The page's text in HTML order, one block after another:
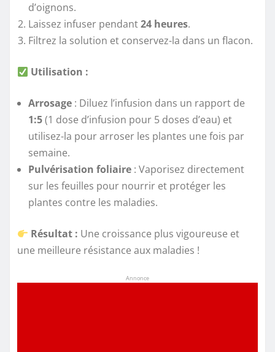
d’oignons.
Laissez infuser pendant24 heures.
Filtrez la solution et conservez-la dans un flacon.
Utilisation :
Arrosage : Diluez l’infusion dans un rapport de
1:5(1 dose d’infusion pour 5 doses d’eau) et
utilisez-la pour arroser les plantes une fois par
semaine.
Pulvérisation foliaire : Vaporisez directement
sur les feuilles pour nourrir et protéger les
plantes contre les maladies.
Résultat : Une croissance plus vigoureuse et
une meilleure résistance aux maladies !
Annonce